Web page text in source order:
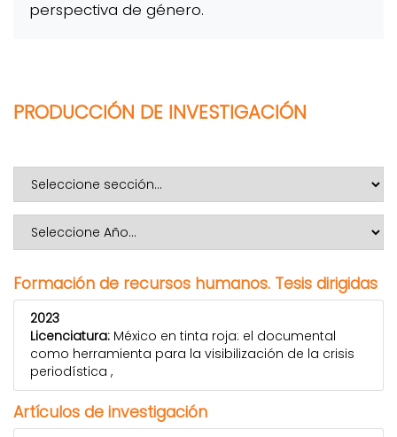
perspectiva de género.
PRODUCCIÓN DE INVESTIGACIÓN
Formación de recursos humanos. Tesis dirigidas
2023
Licenciatura: México en tinta roja: el documental
como herramienta para la visibilización de la crisis
periodística ,
Artículos de investigación